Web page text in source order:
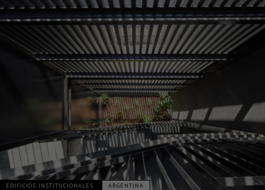
EDIFICIOS INSTITUCIONALES ARGENTINA